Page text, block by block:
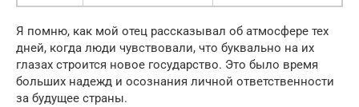
Я помню, как мой отец рассказывал об атмосфере тех
дней, когда люди чувствовали, что буквально на их
глазах строится новое государство. Это было время
больших надежд и осознания личной ответственности
за будущее страны.